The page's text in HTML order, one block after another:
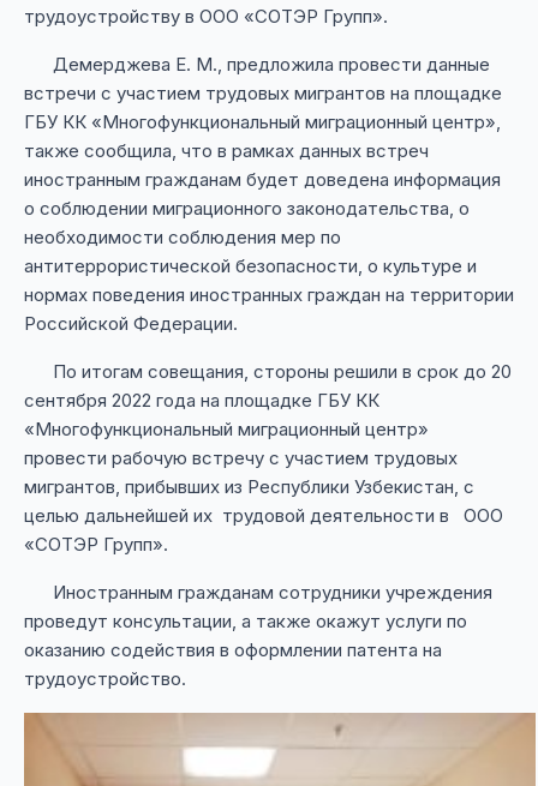
трудоустройству в ООО «СОТЭР Групп».
Демерджева Е. М., предложила провести данные
встречи с участием трудовых мигрантов на площадке
ГБУ КК «Многофункциональный миграционный центр»,
также сообщила, что в рамках данных встреч
иностранным гражданам будет доведена информация
о соблюдении миграционного законодательства, о
необходимости соблюдения мер по
антитеррористической безопасности, о культуре и
нормах поведения иностранных граждан на территории
Российской Федерации.
По итогам совещания, стороны решили в срок до 20
сентября 2022 года на площадке ГБУ КК
«Многофункциональный миграционный центр»
провести рабочую встречу с участием трудовых
мигрантов, прибывших из Республики Узбекистан, с
целью дальнейшей их трудовой деятельности в ООО
«СОТЭР Групп».
Иностранным гражданам сотрудники учреждения
проведут консультации, а также окажут услуги по
оказанию содействия в оформлении патента на
трудоустройство.